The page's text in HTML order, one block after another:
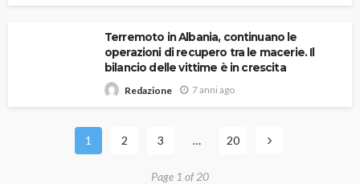
Terremoto in Albania, continuano le
operazioni di recupero tra le macerie. Il
bilancio delle vittime è in crescita
Redazione 7 anni ago
1 2 3 … 20
Page 1 of 20